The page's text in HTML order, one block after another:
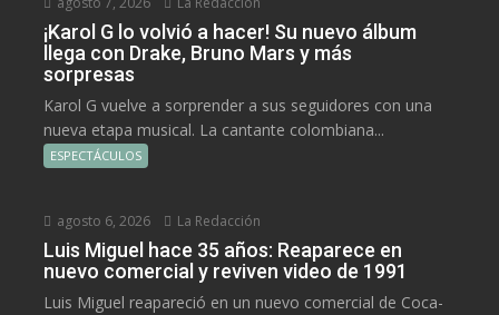
¡Karol G lo volvió a hacer! Su nuevo álbum
llega con Drake, Bruno Mars y más
sorpresas
Karol G vuelve a sorprender a sus seguidores con una
nueva etapa musical. La cantante colombiana...
ESPECTÁCULOS
agosto 6, 2026 La Redacción
Luis Miguel hace 35 años: Reaparece en
nuevo comercial y reviven video de 1991
Luis Miguel reapareció en un nuevo comercial de Coca-